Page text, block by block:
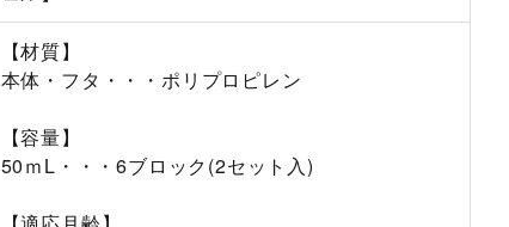
【材質】
本体・フタ・・・ポリプロピレン
【容量】
50ｍL・・・6ブロック(2セット入)